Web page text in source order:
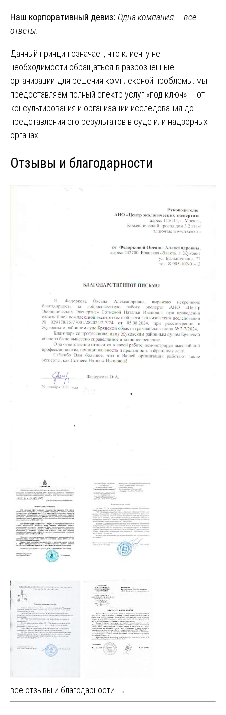
Наш корпоративный девиз: Одна компания — все
ответы.
Данный принцип означает, что клиенту нет
необходимости обращаться в разрозненные
организации для решения комплексной проблемы: мы
предоставляем полный спектр услуг «под ключ» — от
консультирования и организации исследования до
представления его результатов в суде или надзорных
органах.
Отзывы и благодарности
все отзывы и благодарности →